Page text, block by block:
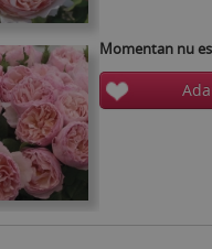
Momentan nu